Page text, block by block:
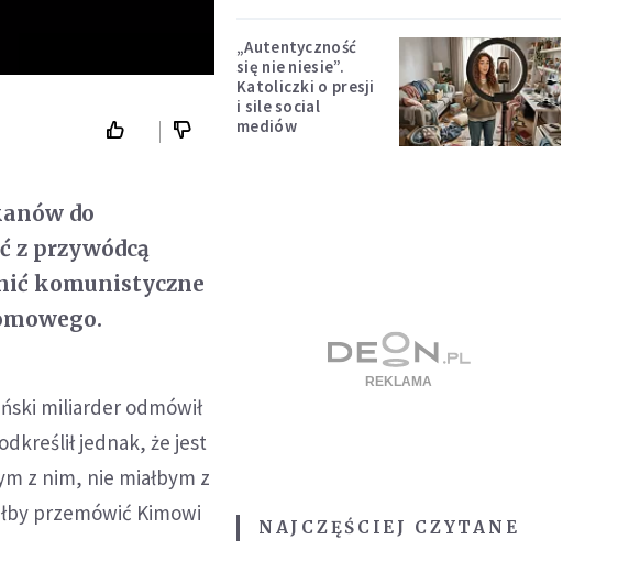
do
z przywódcą
komunistyczne
miliarder odmówił
jednak, że jest
z nim, nie miałbym z
przemówić Kimowi
„Autentyczność
się nie niesie”.
Katoliczki o presji
i sile social
mediów
NAJCZĘŚCIEJ CZYTANE